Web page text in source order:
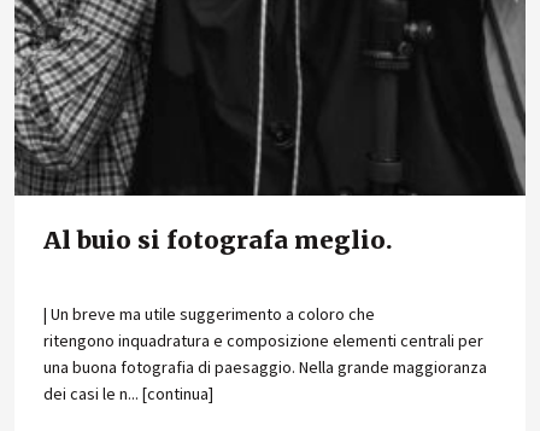
Al buio si fotografa meglio.
| Un breve ma utile suggerimento a coloro che
ritengono inquadratura e composizione elementi centrali per
una buona fotografia di paesaggio. Nella grande maggioranza
dei casi le n... [continua]